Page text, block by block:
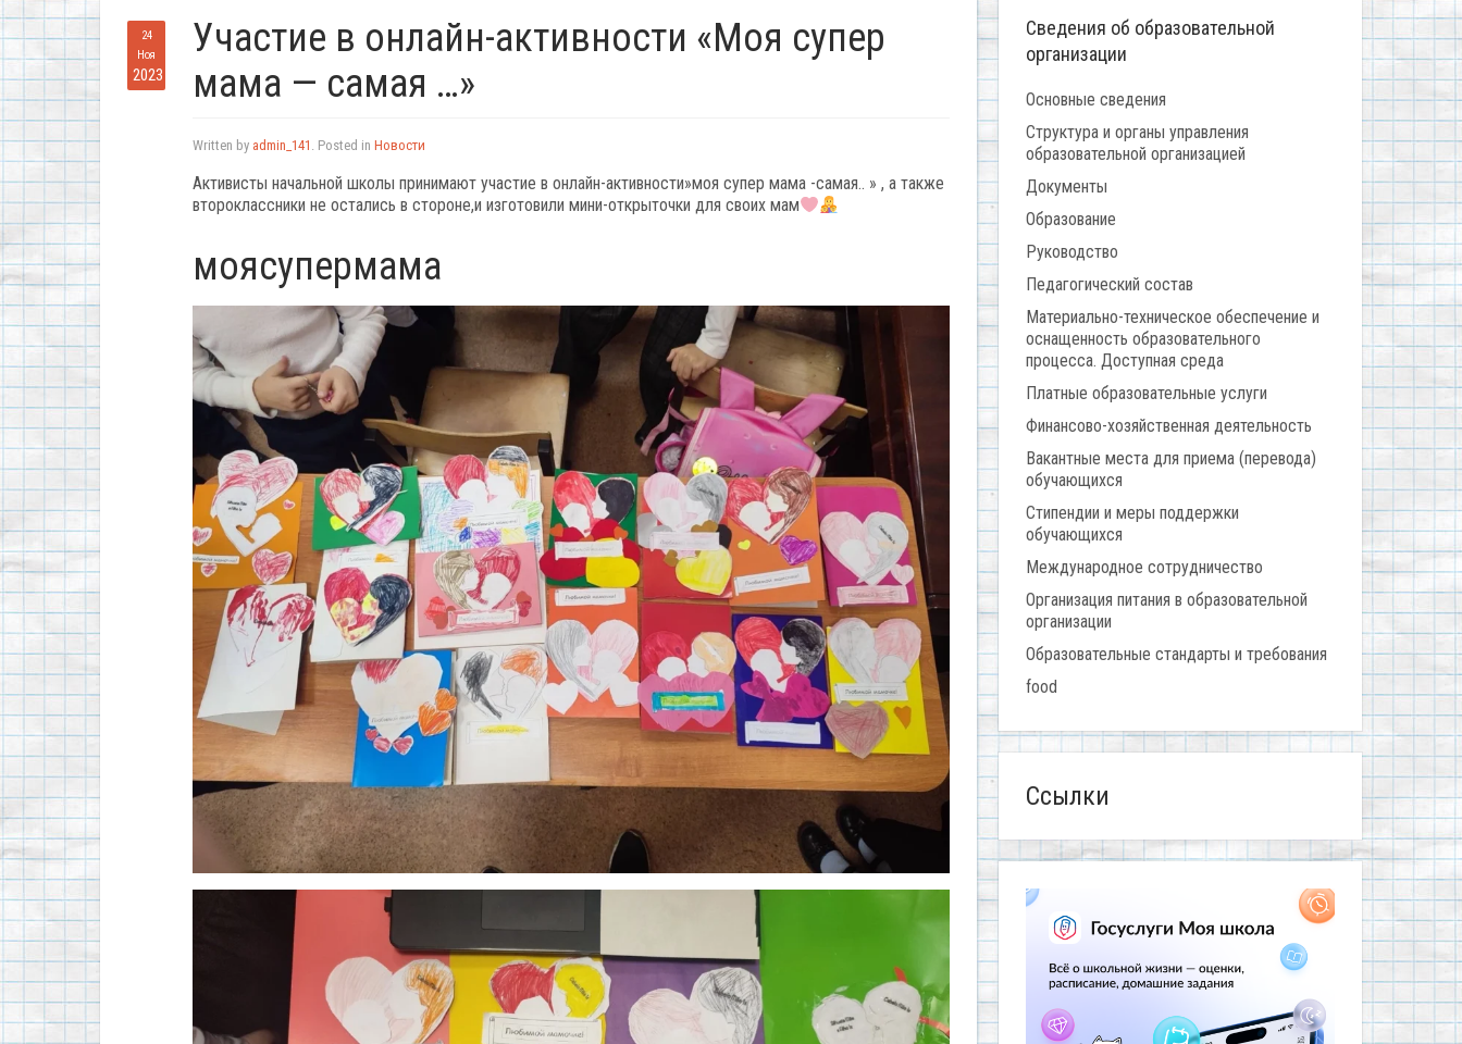
24
Ноя
2023
Участие в онлайн-активности «Моя супер
мама — самая …»
Written by admin_141 . Posted in Новости
Активисты начальной школы принимают участие в онлайн-активности»моя супер мама -самая.. » , а также
второклассники не остались в стороне,и изготовили мини-открыточки для своих мам
моясупермама
Сведения об образовательной
организации
Основные сведения
Структура и органы управления
образовательной организацией
Документы
Образование
Руководство
Педагогический состав
Материально-техническое обеспечение и
оснащенность образовательного
процесса. Доступная среда
Платные образовательные услуги
Финансово-хозяйственная деятельность
Вакантные места для приема (перевода)
обучающихся
Стипендии и меры поддержки
обучающихся
Международное сотрудничество
Организация питания в образовательной
организации
Образовательные стандарты и требования
food
Ссылки